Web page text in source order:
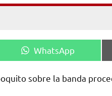
Compartir
en
WhatsApp
sobre la banda